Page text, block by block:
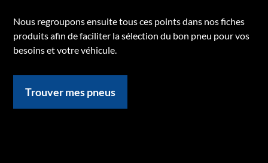
Nous regroupons ensuite tous ces points dans nos fiches
produits afin de faciliter la sélection du bon pneu pour vos
besoins et votre véhicule.
Trouver mes pneus